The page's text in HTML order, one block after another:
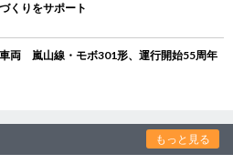
くりをサポート
両 嵐山線・モボ301形、運行開始55周年
もっと見る